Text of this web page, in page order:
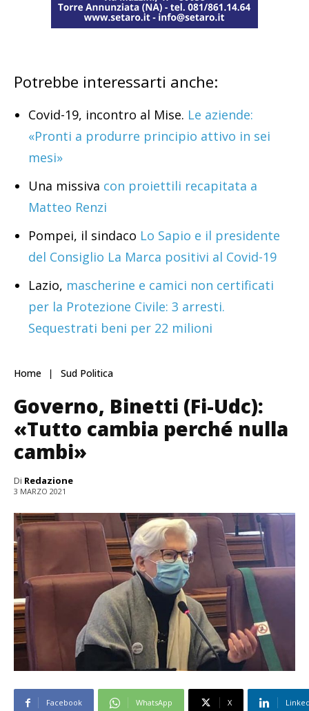
Potrebbe interessarti anche:
Covid-19, incontro al Mise. Le aziende:
«Pronti a produrre principio attivo in sei
mesi»
Una missiva con proiettili recapitata a
Matteo Renzi
Pompei, il sindaco Lo Sapio e il presidente
del Consiglio La Marca positivi al Covid-19
Lazio, mascherine e camici non certificati
per la Protezione Civile: 3 arresti.
Sequestrati beni per 22 milioni
Home Sud Politica
Governo, Binetti (Fi-Udc):
«Tutto cambia perché nulla
cambi»
Di Redazione
3 MARZO 2021
Facebook WhatsApp X